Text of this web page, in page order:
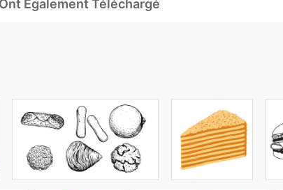
Également Téléchargé